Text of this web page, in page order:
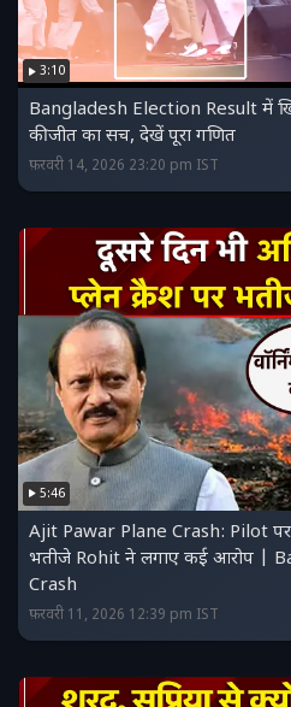
3:10
Bangladesh Election Result में
की जीत का सच, देखें पूरा गणित
फ़रवरी 14, 2026 23:20 pm IST
5:46
Ajit Pawar Plane Crash: Pilot
भतीजे Rohit ने लगाए कई आरोप |
Crash
फ़रवरी 11, 2026 12:39 pm IST